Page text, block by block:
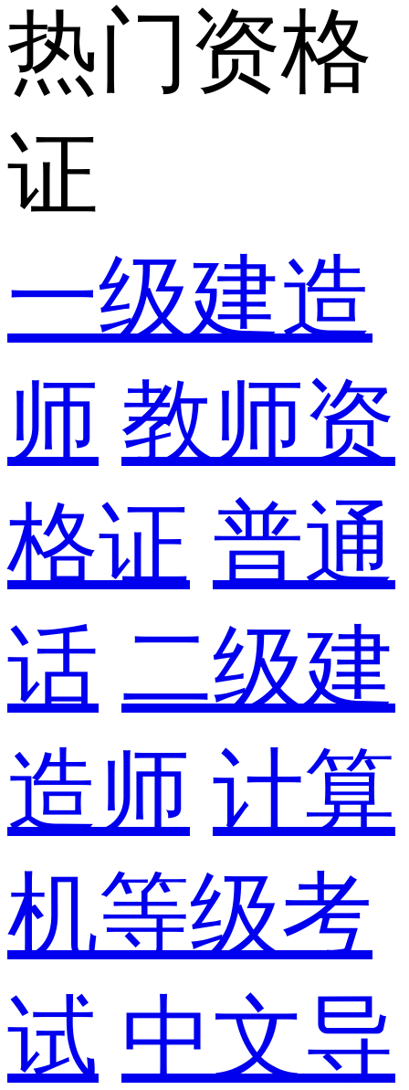
热门资格
证
一级建造
师 教师资
格证 普通
话 二级建
造师 计算
机等级考
试 中文导